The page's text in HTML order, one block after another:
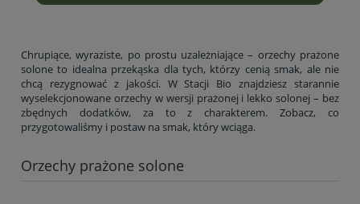
Chrupiące, wyraziste, po prostu uzależniające – orzechy prażone
solone to idealna przekąska dla tych, którzy cenią smak, ale nie
chcą rezygnować z jakości. W Stacji Bio znajdziesz starannie
wyselekcjonowane orzechy w wersji prażonej i lekko solonej – bez
zbędnych dodatków, za to z charakterem. Zobacz, co
przygotowaliśmy i postaw na smak, który wciąga.
Orzechy prażone solone